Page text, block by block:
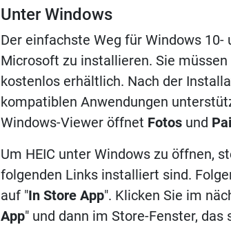
Unter Windows
Der einfachste Weg für Windows
Microsoft zu installieren. Sie
kostenlos erhältlich. Nach der
kompatiblen Anwendungen
Windows-Viewer öffnet Fotosund
Um HEIC unter Windows zu öffnen,
folgenden Links installiert sind.
auf "In Store App". Klicken Sie im
App" und dann im Store-Fenster, das